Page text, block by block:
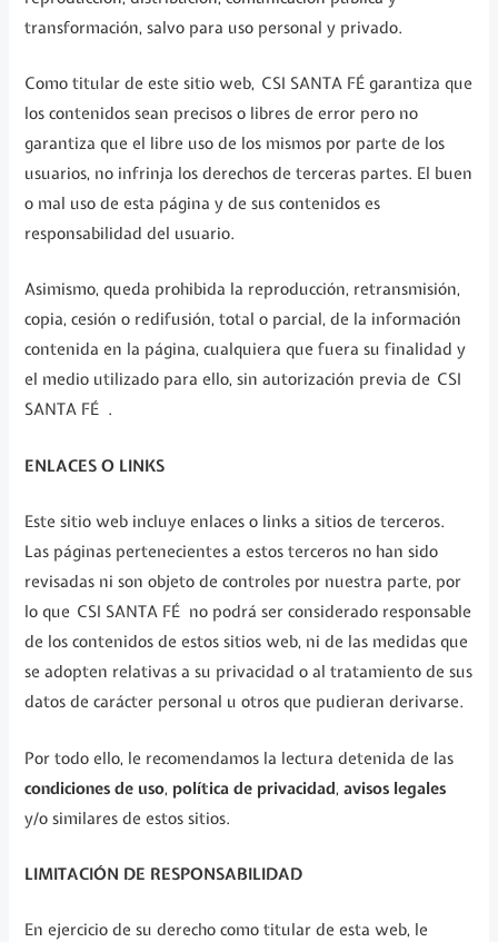
transformación, salvo para uso personal y privado.
Como titular de este sitio web, CSI SANTA FÉ garantiza que
los contenidos sean precisos o libres de error pero no
garantiza que el libre uso de los mismos por parte de los
usuarios, no infrinja los derechos de terceras partes. El buen
o mal uso de esta página y de sus contenidos es
responsabilidad del usuario.
Asimismo, queda prohibida la reproducción, retransmisión,
copia, cesión o redifusión, total o parcial, de la información
contenida en la página, cualquiera que fuera su finalidad y
el medio utilizado para ello, sin autorización previa de CSI
SANTA FÉ .
ENLACES O LINKS
Este sitio web incluye enlaces o links a sitios de terceros.
Las páginas pertenecientes a estos terceros no han sido
revisadas ni son objeto de controles por nuestra parte, por
lo que CSI SANTA FÉ no podrá ser considerado responsable
de los contenidos de estos sitios web, ni de las medidas que
se adopten relativas a su privacidad o al tratamiento de sus
datos de carácter personal u otros que pudieran derivarse.
Por todo ello, le recomendamos la lectura detenida de las
condiciones de uso, política de privacidad,avisos legales
y/o similares de estos sitios.
LIMITACIÓN DE RESPONSABILIDAD
En ejercicio de su derecho como titular de esta web, le